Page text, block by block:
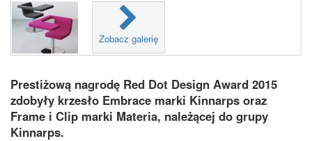
Zobacz galerię
Prestiżową nagrodę Red Dot Design Award 2015
zdobyły krzesło Embrace marki Kinnarps oraz
Frame i Clip marki Materia, należącej do grupy
Kinnarps.